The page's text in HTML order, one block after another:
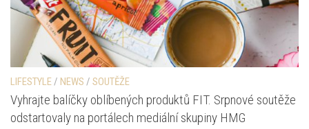
LIFESTYLE/ NEWS / SOUTĚŽE
Vyhrajte balíčky oblíbených produktů FIT. Srpnové soutěže
odstartovaly na portálech mediální skupiny HMG